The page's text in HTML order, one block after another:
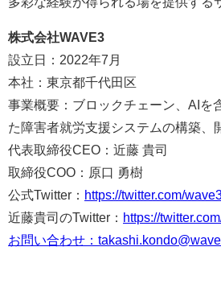
株式会社WAVE3
設立日：2022年7月
本社：東京都千代田区
事業概要：ブロックチェーン、AIを
た障害者就労支援システムの構築、
代表取締役CEO：近藤 貴司
取締役COO：原口 勇樹
公式Twitter： https://twitter.com/
近藤貴司のTwitter： https://
お問い合わせ：